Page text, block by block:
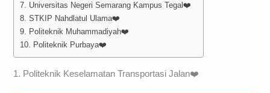
7. Universitas Negeri Semarang Kampus Tegal❤️
8. STKIP Nahdlatul Ulama❤️
9. Politeknik Muhammadiyah❤️
10. Politeknik Purbaya❤️
1. Politeknik Keselamatan Transportasi Jalan❤️